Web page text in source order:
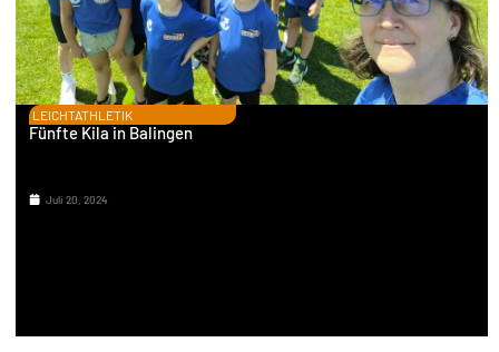
LEICHTATHLETIK
Fünfte Kila in Balingen
Juli 20, 2024